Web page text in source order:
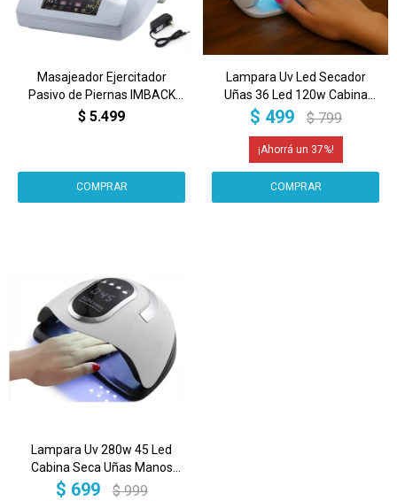
Masajeador Ejercitador
Pasivo de Piernas IMBACK
MRP001 | Circulación, Alivio y
$ 5.499
Lampara Uv Led Secador
Uñas 36 Led 120w Cabina
Ultravioleta Color Blanco
$ 499 $ 799
37
Lampara Uv 280w 45 Led
Cabina Seca Uñas Manos
Pies Gel Timer Color Blanco
$ 699 $ 999